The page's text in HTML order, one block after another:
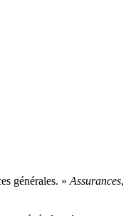
générales. » Assurances